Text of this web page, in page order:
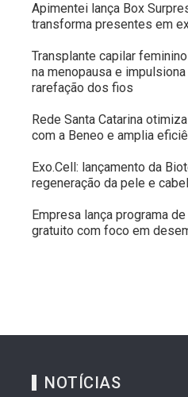
Apimentei lança Box
transforma presentes em
Transplante capilar
na menopausa e
rarefação dos fios
Rede Santa Catarina
com a Beneo e amplia
Exo.Cell: lançamento da
regeneração da pele e
Empresa lança programa
gratuito com foco em
NOTÍCIAS